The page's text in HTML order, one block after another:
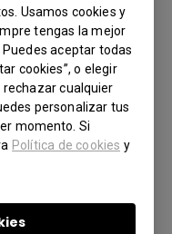
Usamos cookies y
tengas la mejor
aceptar todas
cookies”, o elegir
rechazar cualquier
personalizar tus
momento. Si
Política de cookies y
remover en
o
del
lámpara, que
un brillo
caso de que una